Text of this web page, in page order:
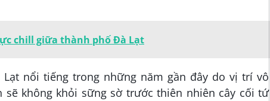
chill giữa thành phố Đà Lạt
nổi tiếng trong những năm gần đây do vị trí vô
không khỏi sững sờ trước thiên nhiên cây cối tứ